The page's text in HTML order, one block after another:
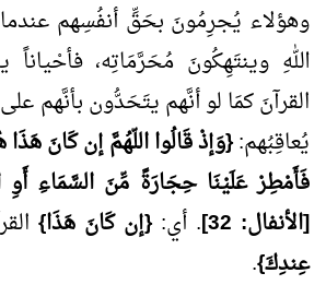
وهؤلاء يُجرِمُونَ بحَقِّ أنفُسِهم
اللهِ وينتَهِكُونَ مُحَرَّمَاتِه،
القرآنَ كمَا لو أنَّهم يتَحَدُّون بأنَّهم
يُعاقِبُهم:{وَإذْ قَالُوا اللّهُمَّ إن كَانَ
فَأَمْطِرْ عَلَيْنَا حِجَارَةً مِّنَ السَّمَاءِ أَوِ
[الأنفال: 32
]. أي:{إن كَانَ هَذَا}
عِندِكَ}.